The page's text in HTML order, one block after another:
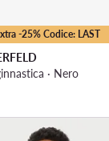
-25% Codice: LAST
· Nero